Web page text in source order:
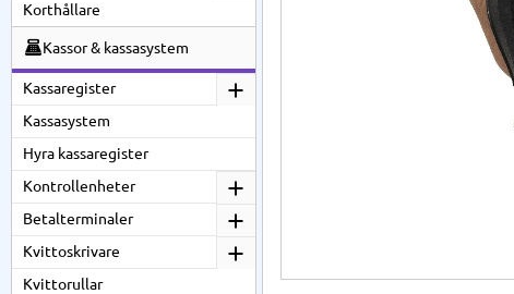
Korthållare
Kassor & kassasystem
Kassaregister
Kassasystem
Hyra kassaregister
Kontrollenheter
Betalterminaler
Kvittoskrivare
Kvittorullar